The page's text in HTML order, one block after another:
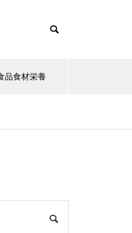
品食材栄養